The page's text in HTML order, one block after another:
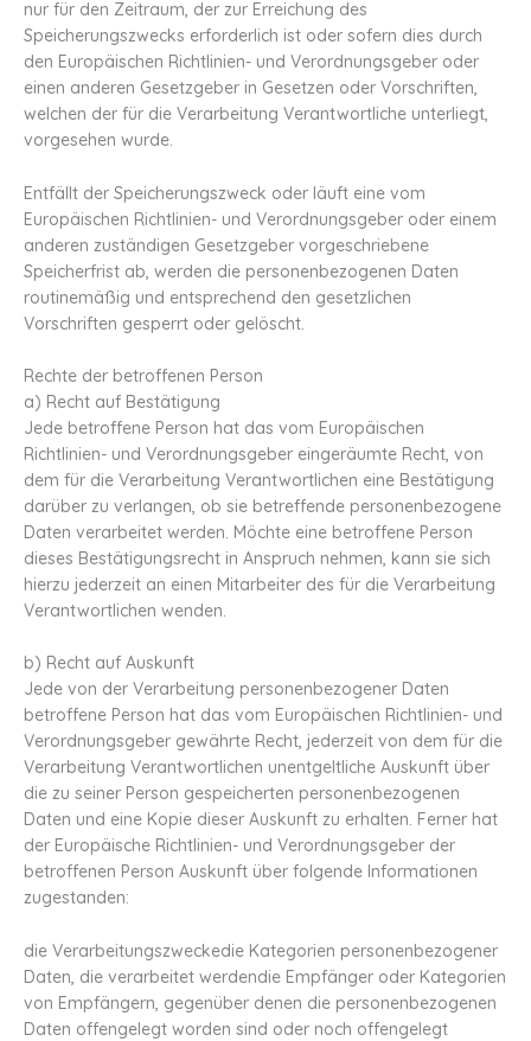
nur für den Zeitraum, der zur Erreichung des
Speicherungszwecks erforderlich ist oder sofern dies durch
den Europäischen Richtlinien- und Verordnungsgeber oder
einen anderen Gesetzgeber in Gesetzen oder Vorschriften,
welchen der für die Verarbeitung Verantwortliche unterliegt,
vorgesehen wurde.
Entfällt der Speicherungszweck oder läuft eine vom
Europäischen Richtlinien- und Verordnungsgeber oder einem
anderen zuständigen Gesetzgeber vorgeschriebene
Speicherfrist ab, werden die personenbezogenen Daten
routinemäßig und entsprechend den gesetzlichen
Vorschriften gesperrt oder gelöscht.
Rechte der betroffenen Person
a) Recht auf Bestätigung
Jede betroffene Person hat das vom Europäischen
Richtlinien- und Verordnungsgeber eingeräumte Recht, von
dem für die Verarbeitung Verantwortlichen eine Bestätigung
darüber zu verlangen, ob sie betreffende personenbezogene
Daten verarbeitet werden. Möchte eine betroffene Person
dieses Bestätigungsrecht in Anspruch nehmen, kann sie sich
hierzu jederzeit an einen Mitarbeiter des für die Verarbeitung
Verantwortlichen wenden.
b) Recht auf Auskunft
Jede von der Verarbeitung personenbezogener Daten
betroffene Person hat das vom Europäischen Richtlinien- und
Verordnungsgeber gewährte Recht, jederzeit von dem für die
Verarbeitung Verantwortlichen unentgeltliche Auskunft über
die zu seiner Person gespeicherten personenbezogenen
Daten und eine Kopie dieser Auskunft zu erhalten. Ferner hat
der Europäische Richtlinien- und Verordnungsgeber der
betroffenen Person Auskunft über folgende Informationen
zugestanden:
die Verarbeitungszweckedie Kategorien personenbezogener
Daten, die verarbeitet werdendie Empfänger oder Kategorien
von Empfängern, gegenüber denen die personenbezogenen
Daten offengelegt worden sind oder noch offengelegt